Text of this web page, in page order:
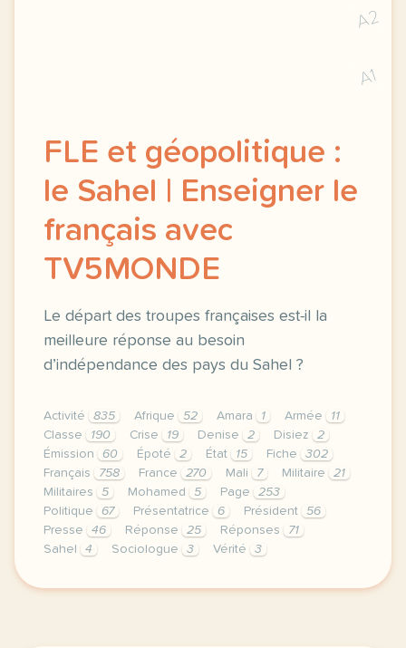
A2
A1
FLE et géopolitique :
le Sahel | Enseigner le
français avec
TV5MONDE
Le départ des troupes françaises est-il la
meilleure réponse au besoin
d’indépendance des pays du Sahel ?
Activité 835 Afrique 52 Amara 1 Armée
11
Classe
190 Crise 19 Denise 2 Disiez
2
Émission
60 Époté 2 État 15 Fiche
302
Français
758 France 270 Mali 7 Militaire
21
Militaires
5 Mohamed 5 Page
253
Politique
67 Présentatrice 6 Président
56
Presse
46 Réponse 25 Réponses
71
Sahel
4 Sociologue 3 Vérité 3
continuer sans accepter le respect de votre vie